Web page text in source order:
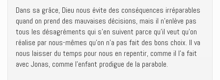
Dans sa grâce, Dieu nous évite des conséquences irréparables
quand on prend des mauvaises décisions, mais il n’enlève pas
tous les désagréments qui s’en suivent parce qu’il veut qu’on
réalise par nous-mêmes qu’on n’a pas fait des bons choix. Il va
nous laisser du temps pour nous en repentir, comme il l’a fait
avec Jonas, comme l’enfant prodigue de la parabole.